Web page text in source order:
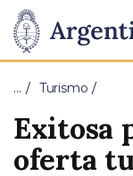
de
la
Nación
Pasar al
… Turismo
Exitosa
oferta